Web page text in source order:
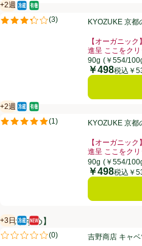
KYOZUKE 京都のお野菜漬け 有機
+2週
賞味・消費期限保証：2週間
冷蔵食品
オーガニック/有機
(3)
評価は3件のレビューで5点中3.3点。
KYOZUKE 京都
【オーガニッ
進呈 ここをクリ
お買い得品名：
90g (￥554/
価格
￥498税込￥
KYOZUKE 京都のお野菜漬け 有機
+2週
賞味・消費期限保証：2週間
冷蔵食品
オーガニック/有機
(1)
評価は1件のレビューで5点中5.0点。
KYOZUKE 京
【オーガニッ
進呈 ここをクリ
お買い得品名：
90g (￥554/
価格
￥498税込￥
【おすすめ】
吉野商店 キャベツミックス 150g
+3日
賞味・消費期限保証：3日
冷蔵食品
新商品
(0)
評価は0件のレビューで5点中0.0点。
吉野商店 キャ